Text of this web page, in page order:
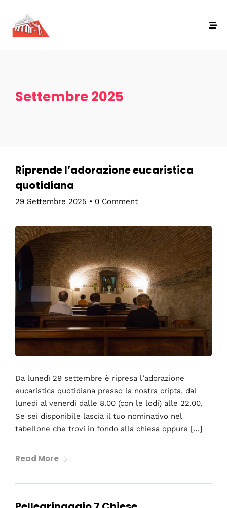
Settembre 2025
Riprende l’adorazione eucaristica
quotidiana
29 Settembre 2025 • 0 Comment
Da lunedì 29 settembre è ripresa l’adorazione
eucaristica quotidiana presso la nostra cripta, dal
lunedi al venerdi dalle 8.00 (con le lodi) alle 22.00.
Se sei disponibile lascia il tuo nominativo nel
tabellone che trovi in fondo alla chiesa oppure […]
Read More